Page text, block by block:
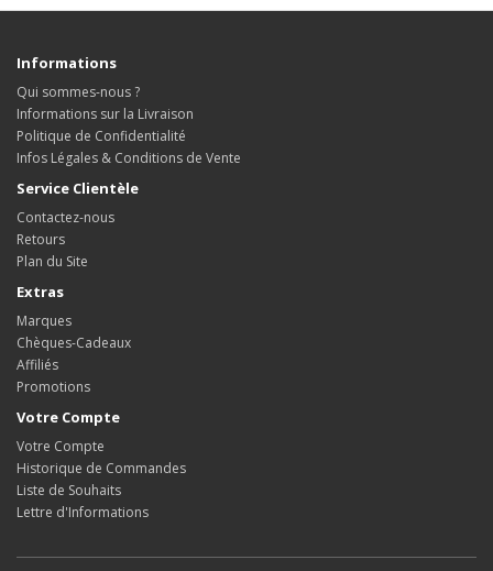
Informations
Qui sommes-nous ?
Informations sur la Livraison
Politique de Confidentialité
Infos Légales & Conditions de Vente
Service Clientèle
Contactez-nous
Retours
Plan du Site
Extras
Marques
Chèques-Cadeaux
Affiliés
Promotions
Votre Compte
Votre Compte
Historique de Commandes
Liste de Souhaits
Lettre d'Informations